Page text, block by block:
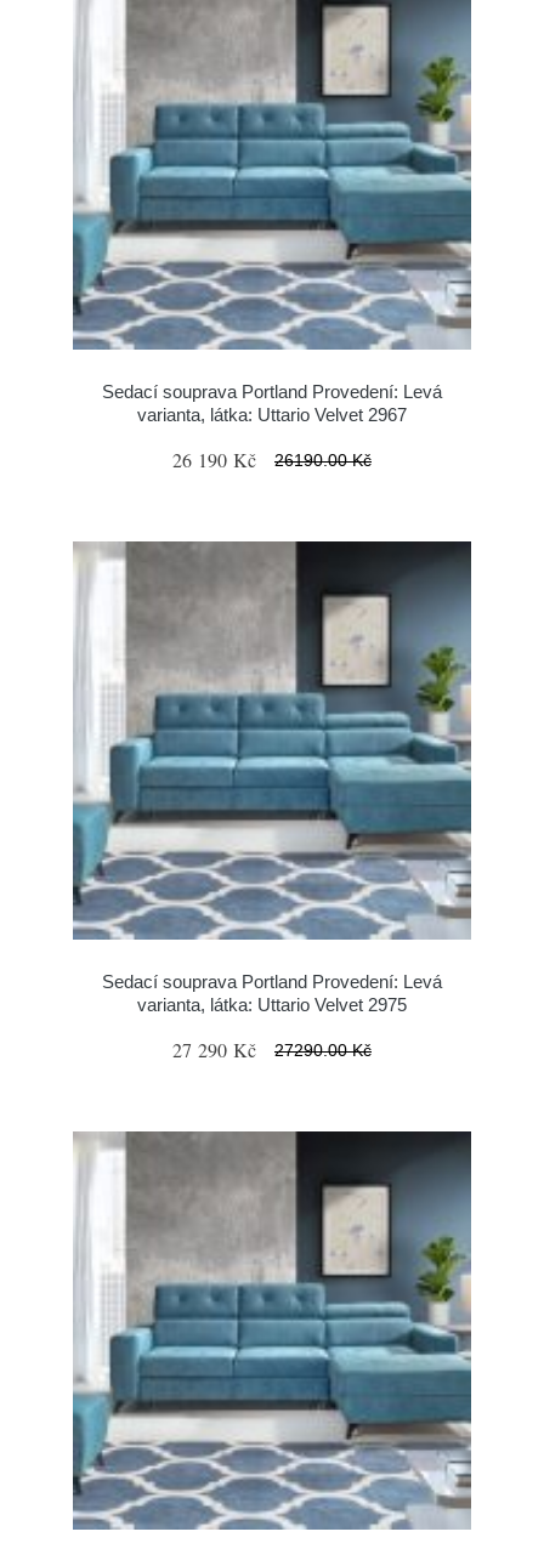
Sedací souprava Portland Provedení: Levá
varianta, látka: Uttario Velvet 2967
26 190 Kč 26190.00 Kč
Sedací souprava Portland Provedení: Levá
varianta, látka: Uttario Velvet 2975
27 290 Kč 27290.00 Kč